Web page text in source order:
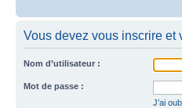
Vous devez vous inscrire et
Nom d’utilisateur :
Mot de passe :
J’ai